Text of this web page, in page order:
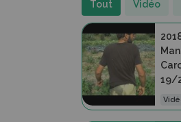
Tout Vidéo
19/